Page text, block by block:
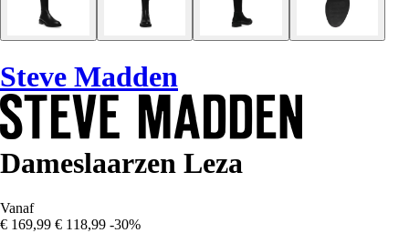
Steve Madden
Dameslaarzen Leza
Vanaf
€ 169,99 € 118,99 -30%